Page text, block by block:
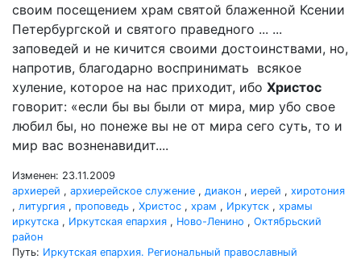
своим посещением храм святой блаженной Ксении
Петербургской и святого праведного ... ...
заповедей и не кичится своими достоинствами, но,
напротив, благодарно воспринимать всякое
хуление, которое на нас приходит, ибо Христос
говорит: «если бы вы были от мира, мир убо свое
любил бы, но понеже вы не от мира сего суть, то и
мир вас возненавидит....
Изменен: 23.11.2009
архиерей , архиерейское служение , диакон , иерей , хиротония
, литургия , проповедь , Христос , храм , Иркутск , храмы
иркутска , Иркутская епархия , Ново-Ленино , Октябрьский
район
Путь: Иркутская епархия. Региональный православный